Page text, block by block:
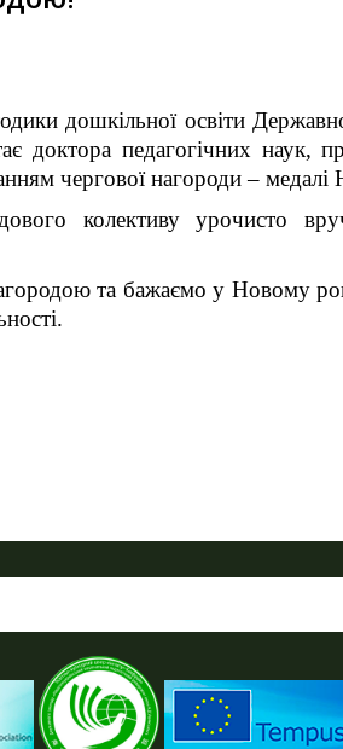
дошкільної освіти
доктора педагогічних наук,
чергової нагороди –
колективу урочисто
та бажаємо у Новому